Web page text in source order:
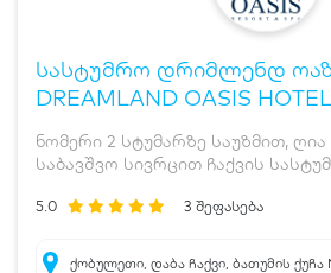
სასტუმრო დრიმლენდ
DREAMLAND OASIS HOTEL
ნომერი 2 სტუმარზე საუზმით,
საბავშვო სივრცით ჩაქვის
5.0 3 შეფასება
ქობულეთი, დაბა ჩაქვი, ბათუმის ქუჩა